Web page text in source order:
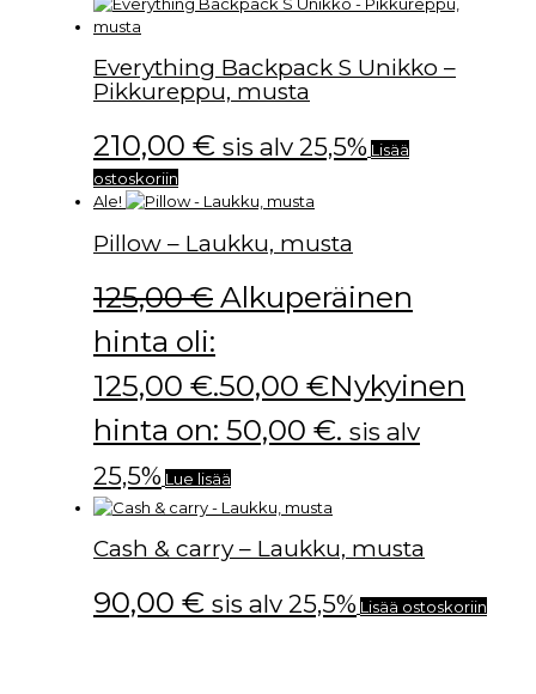
Everything Backpack S Unikko –
Pikkureppu, musta
210,00 € sis alv 25,5% Lisää
ostoskoriin
Ale!
Pillow – Laukku, musta
125,00€ Alkuperäinen
hinta oli:
125,00 €.50,00 €Nykyinen
hinta on: 50,00 €. sis alv
25,5% Lue lisää
Cash & carry – Laukku, musta
90,00 € sis alv 25,5% Lisää ostoskoriin